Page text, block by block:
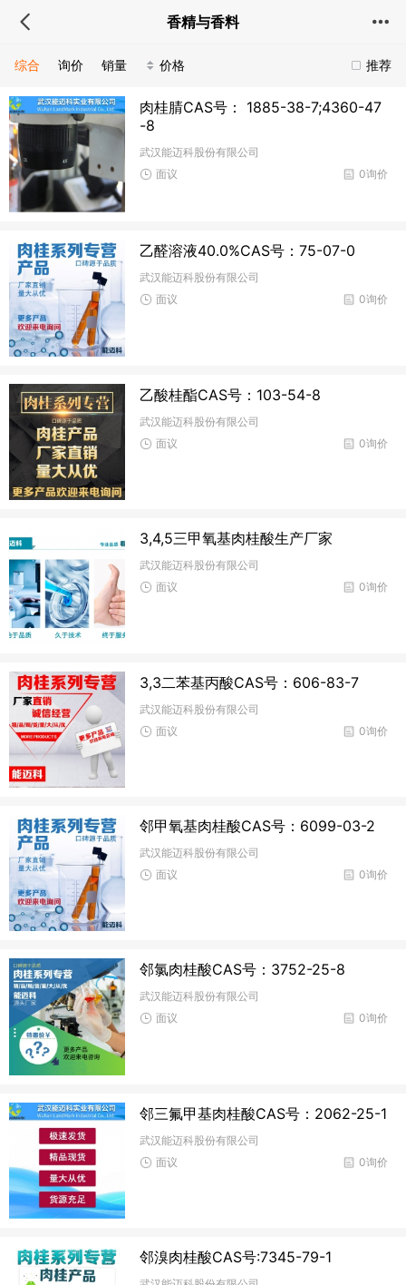
香精与香料
推荐
综合 询价 销量 价格
肉桂腈CAS号： 1885-38-7;4360-47
-8
武汉能迈科股份有限公司
0询价
面议
乙醛溶液40.0%CAS号：75-07-0
武汉能迈科股份有限公司
0询价
面议
乙酸桂酯CAS号：103-54-8
武汉能迈科股份有限公司
0询价
面议
3,4,5三甲氧基肉桂酸生产厂家
武汉能迈科股份有限公司
0询价
面议
3,3二苯基丙酸CAS号：606-83-7
武汉能迈科股份有限公司
0询价
面议
邻甲氧基肉桂酸CAS号：6099-03-2
武汉能迈科股份有限公司
0询价
面议
邻氯肉桂酸CAS号：3752-25-8
武汉能迈科股份有限公司
0询价
面议
邻三氟甲基肉桂酸CAS号：2062-25-1
武汉能迈科股份有限公司
0询价
面议
邻溴肉桂酸CAS号:7345-79-1